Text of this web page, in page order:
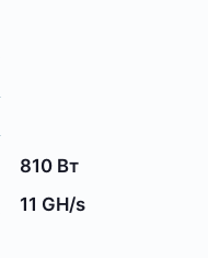
810 Вт
11 GH/s